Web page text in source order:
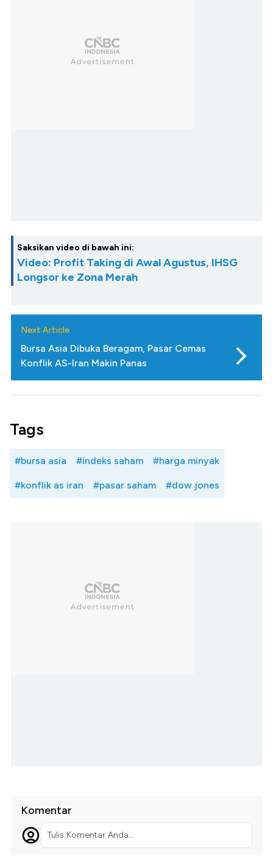
Saksikan video di bawah ini:
Video: Profit Taking di Awal Agustus, IHSG
Longsor ke Zona Merah
Next Article
Bursa Asia Dibuka Beragam, Pasar Cemas
Konflik AS-Iran Makin Panas
Tags
#bursa asia #indeks saham #harga minyak
#konflik as iran #pasar saham #dow jones
Komentar
Tulis Komentar Anda...